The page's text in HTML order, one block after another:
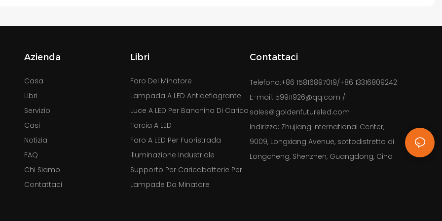
Azienda
Casa
Libri
Servizio
Casi
Notizia
FAQ
Chi Siamo
Contattaci
Libri
Faro Del Minatore
Lampada A LED Antideflagrante
Luce A LED Per Banchina Di Carico
Torcia A LED
Faro A LED Per Fuoristrada
Illuminazione Industriale
Supporto Per Caricabatterie Per
Lampade Da Minatore
Contattaci
Telefono:+86 15816897019/+86 13316809242
E-mail: 59911926@qq.com /
sales＠goldenfutureled.com
Indirizzo: Zhujiang International Center,
9009, Longxiang Avenue, sottodistretto di
Longcheng, Shenzhen, Guangdong, Cina